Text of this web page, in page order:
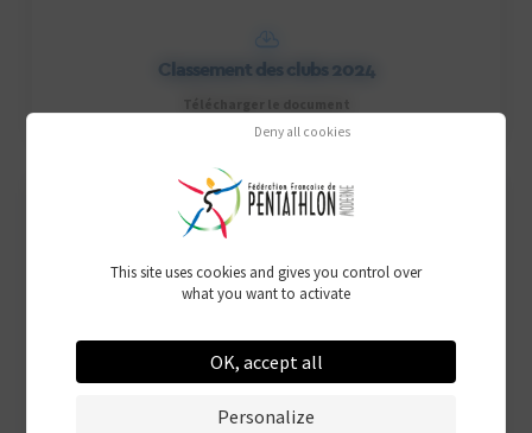
Classement des clubs 2024
This site uses cookies and gives you control over
what you want to activate
OK, accept all
Deny all cookies
Personalize